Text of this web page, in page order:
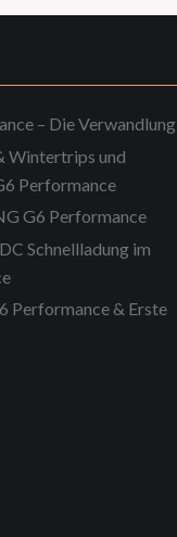
– Die Verwandlung
Wintertrips und
Performance
G6 Performance
Schnellladung im
Performance & Erste